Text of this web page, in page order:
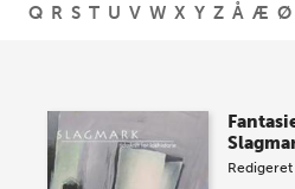
Q R S T U V W X Y Z Å Æ Ø